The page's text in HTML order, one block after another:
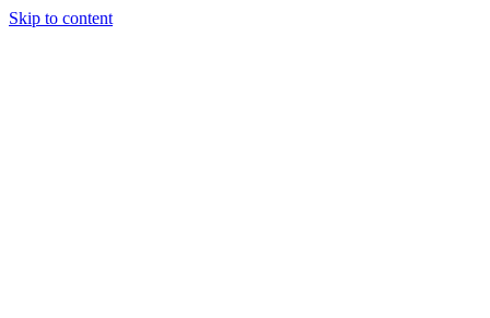
Skip to content